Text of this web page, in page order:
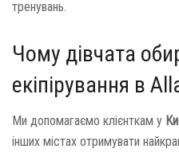
тренувань.
Чому дівчата
екіпірування в
Ми допомагаємо клієнткам у
інших містах отримувати